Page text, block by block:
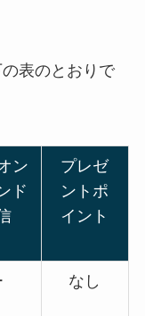
表のとおりで
ン
ド
プレゼ
ントポ
イント
なし